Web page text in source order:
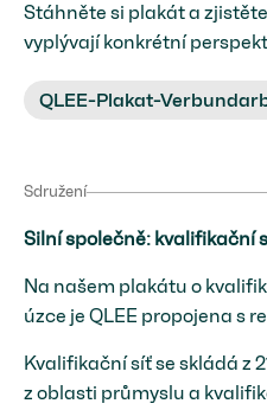
Stáhněte si plakát a
vyplývají konkrétní
QLEE-Plakat-
Sdružení
Silní společně: kvalifikační
Na našem plakátu o
úzce je QLEE propojena s
Kvalifikační síť se skládá z
z oblasti průmyslu a